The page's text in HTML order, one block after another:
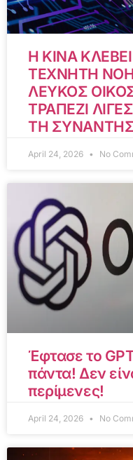
Η ΚΙΝΑ
ΤΕΧΝΗΤΗ
ΛΕΥΚΟΣ
ΤΡΑΠΕΖΙ
ΤΗ
April 24, 2026 No
Έφτασε το
πάντα! Δεν
περίμενες!
April 24, 2026 No